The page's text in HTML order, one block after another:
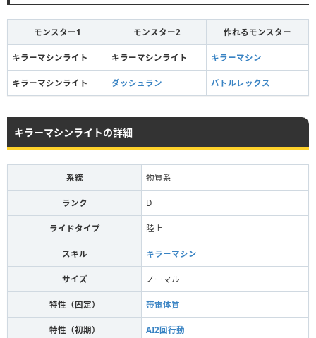
モンスター1 モンスター2 作れるモンスター
キラーマシンライト キラーマシンライト キラーマシン
キラーマシンライト ダッシュラン バトルレックス
キラーマシンライトの詳細
系統 物質系
ランク D
ライドタイプ 陸上
スキル キラーマシン
サイズ ノーマル
特性（固定） 帯電体質
特性（初期） AI2回行動